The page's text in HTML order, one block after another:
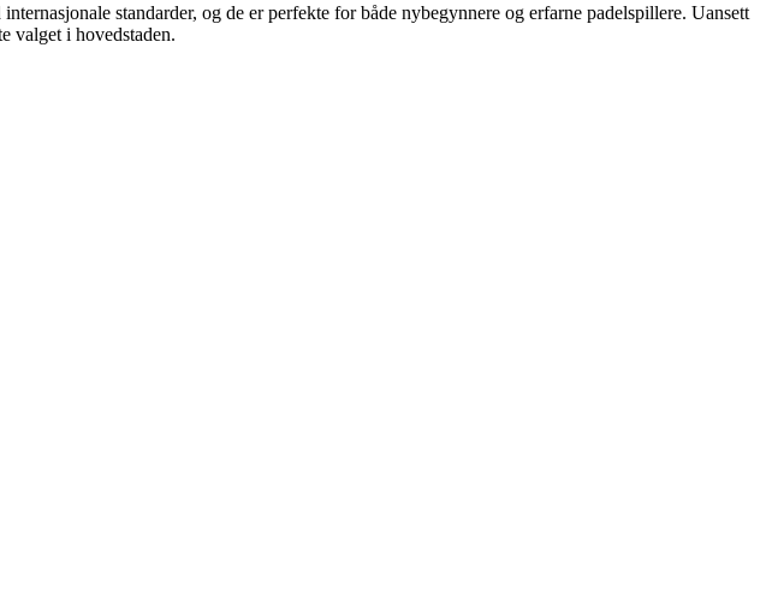
standarder, og de er perfekte for både nybegynnere og erfarne padelspillere. Uansett
valget i hovedstaden.